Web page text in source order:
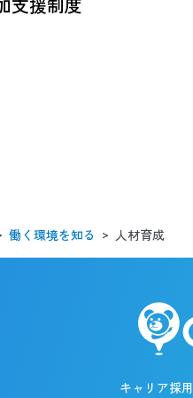
支援制度
働く環境を知る 人材育成
キャリア採用